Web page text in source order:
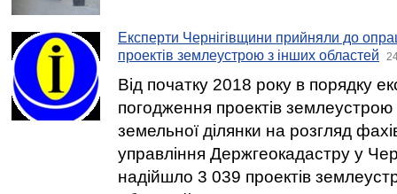
Експерти Чернігівщини прийняли до
проектів землеустрою з інших областей
Від початку 2018 року в порядку
погодження проектів
земельної ділянки на розгляд
управління Держгеокадастру у
надійшло 3 039 проектів